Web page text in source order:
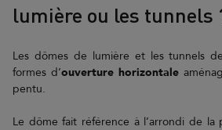
lumière ou les tunnels
Les dômes de lumière et les tunnels
formes d’ouverture horizontale
pentu.
Le dôme fait référence à l’arrondi de la